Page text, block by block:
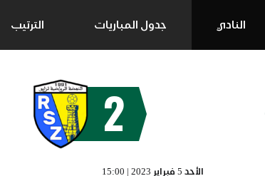
النادي جدول المباريات الترتيب
2
الأحد 5 فبراير 2023 | 15:00